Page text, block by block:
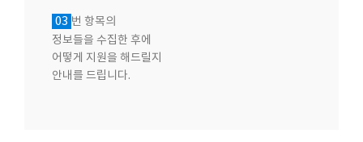
03 번 항목의
정보들을 수집한 후에
어떻게 지원을 해드릴지
안내를 드립니다.